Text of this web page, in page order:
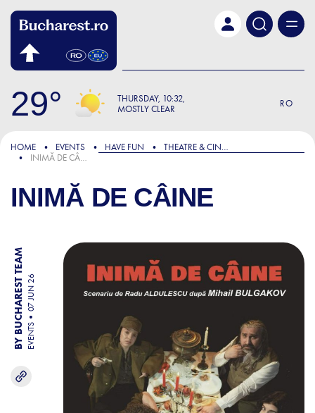
29 THURSDAY 10:32
MOSTLY CLEAR
RO
HOME EVENTS HAVE FUN
THEATRE & CINEMA
INIMĂ DE CÂINE
INIMĂ DE CÂINE
BY BUCHAREST TEAM EVENTS
07 JUN 26